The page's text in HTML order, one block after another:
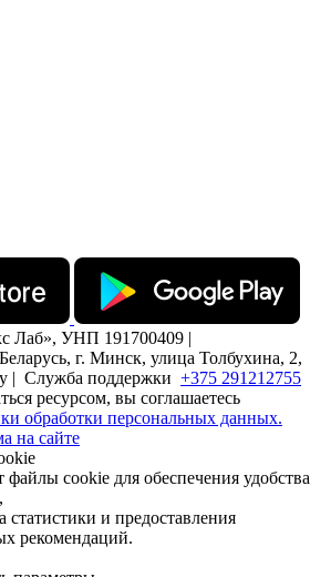
Лаб», УНП 191700409 |
г. Минск, улица Толбухина, 2,
| Служба поддержки +375 291212755
ресурсом, вы соглашаетесь
обработки персональных данных.
на сайте
файлы cookie для обеспечения удобства
статистики и предоставления
рекомендаций.